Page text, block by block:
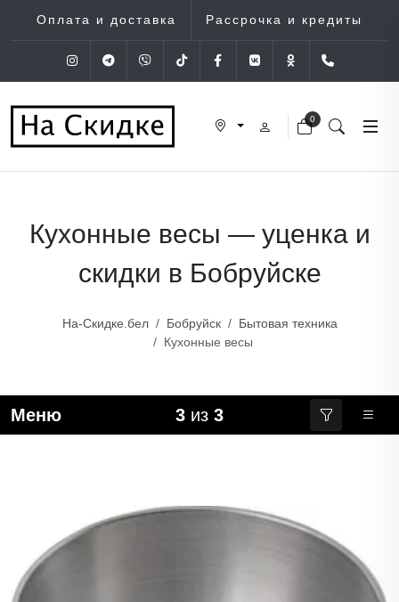
Оплата и доставка Рассрочка и кредиты
InstagramTelegram
Viber Tik-Tok Facebook
VK OK
0
Кухонные весы — уценка и
скидки в Бобруйске
На-Скидке.бел Бобруйск
Бытовая техника
Кухонные весы
Меню 3 из 3